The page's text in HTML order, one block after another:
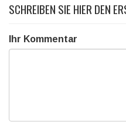
SCHREIBEN SIE HIER DEN
Ihr Kommentar